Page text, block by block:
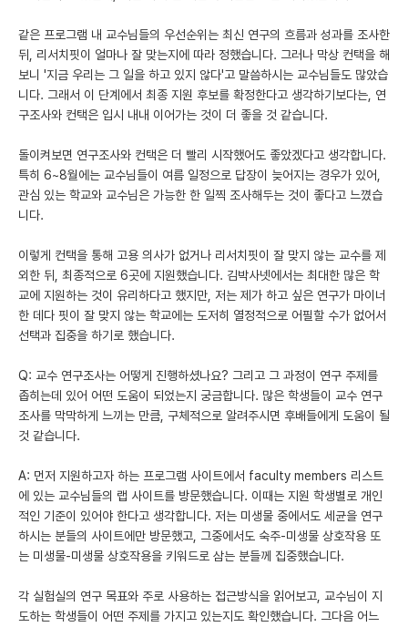
같은 프로그램 내 교수님들의 우선순위는 최신 연구의 흐름과 성과를 조사한
뒤, 리서치핏이 얼마나 잘 맞는지에 따라 정했습니다. 그러나 막상 컨택을 해
보니 '지금 우리는 그 일을 하고 있지 않다'고 말씀하시는 교수님들도 많았습
니다. 그래서 이 단계에서 최종 지원 후보를 확정한다고 생각하기보다는, 연
구조사와 컨택은 입시 내내 이어가는 것이 더 좋을 것 같습니다.
돌이켜보면 연구조사와 컨택은 더 빨리 시작했어도 좋았겠다고 생각합니다.
특히 6~8월에는 교수님들이 여름 일정으로 답장이 늦어지는 경우가 있어,
관심 있는 학교와 교수님은 가능한 한 일찍 조사해두는 것이 좋다고 느꼈습
니다.
이렇게 컨택을 통해 고용 의사가 없거나 리서치핏이 잘 맞지 않는 교수를 제
외한 뒤, 최종적으로 6곳에 지원했습니다. 김박사넷에서는 최대한 많은 학
교에 지원하는 것이 유리하다고 했지만, 저는 제가 하고 싶은 연구가 마이너
한 데다 핏이 잘 맞지 않는 학교에는 도저히 열정적으로 어필할 수가 없어서
선택과 집중을 하기로 했습니다.
Q: 교수 연구조사는 어떻게 진행하셨나요? 그리고 그 과정이 연구 주제를
좁히는데 있어 어떤 도움이 되었는지 궁금합니다. 많은 학생들이 교수 연구
조사를 막막하게 느끼는 만큼, 구체적으로 알려주시면 후배들에게 도움이 될
것 같습니다.
A: 먼저 지원하고자 하는 프로그램 사이트에서 faculty members 리스트
에 있는 교수님들의 랩 사이트를 방문했습니다. 이때는 지원 학생별로 개인
적인 기준이 있어야 한다고 생각합니다. 저는 미생물 중에서도 세균을 연구
하시는 분들의 사이트에만 방문했고, 그중에서도 숙주-미생물 상호작용 또
는 미생물-미생물 상호작용을 키워드로 삼는 분들께 집중했습니다.
각 실험실의 연구 목표와 주로 사용하는 접근방식을 읽어보고, 교수님이 지
도하는 학생들이 어떤 주제를 가지고 있는지도 확인했습니다. 그다음 어느